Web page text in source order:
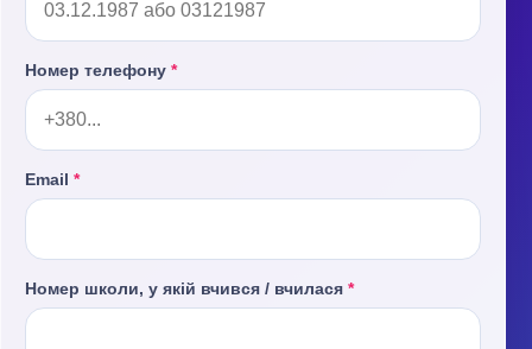
Номер телефону *
Email *
Номер школи, у якій вчився / вчилася *